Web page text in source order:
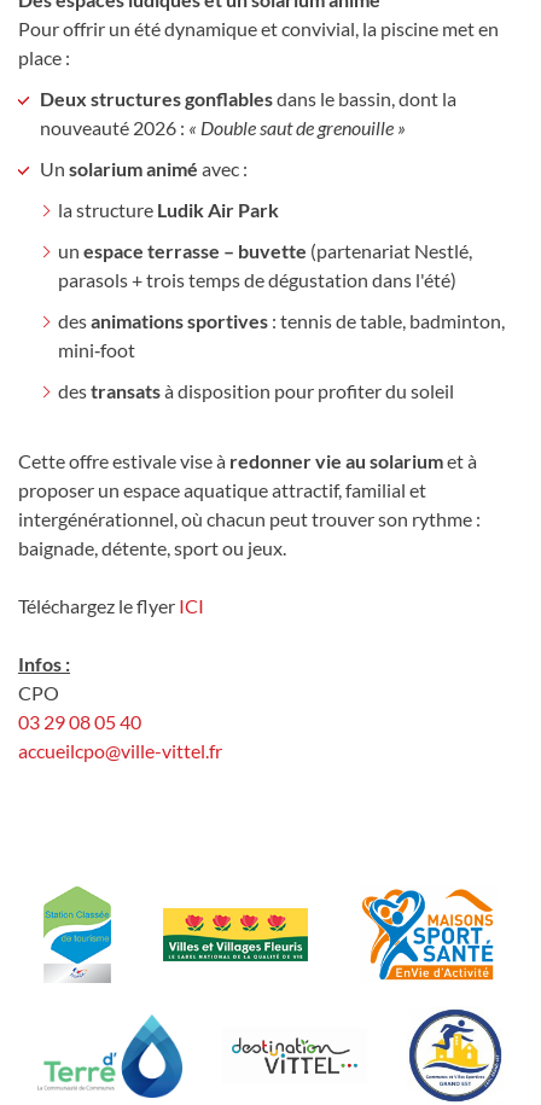
Pour offrir un été dynamique et convivial, la piscine met en
place :
Deux structures gonflablesdans le bassin, dont la
nouveauté 2026 : « Double saut de grenouille »
Un solarium animé avec :
la structure Ludik Air Park
un espace terrasse – buvette (partenariat Nestlé,
parasols + trois temps de dégustation dans l'été)
desanimations sportives : tennis de table, badminton,
mini‑foot
destransatsà disposition pour profiter du soleil
Cette offre estivale vise à redonner vie au solariumet à
proposer un espace aquatique attractif, familial et
intergénérationnel, où chacun peut trouver son rythme :
baignade, détente, sport ou jeux.
Téléchargez le flyer ICI
Infos :
CPO
03 29 08 05 40
accueilcpo@ville-vittel.fr